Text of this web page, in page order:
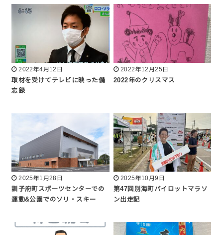
2022年4月12日
取材を受けてテレビに映った備
忘録
2022年12月25日
2022年のクリスマス
2025年1月28日
訓子府町スポーツセンターでの
運動&公園でのソリ・スキー
2025年10月9日
第47回別海町パイロットマラソ
ン出走記